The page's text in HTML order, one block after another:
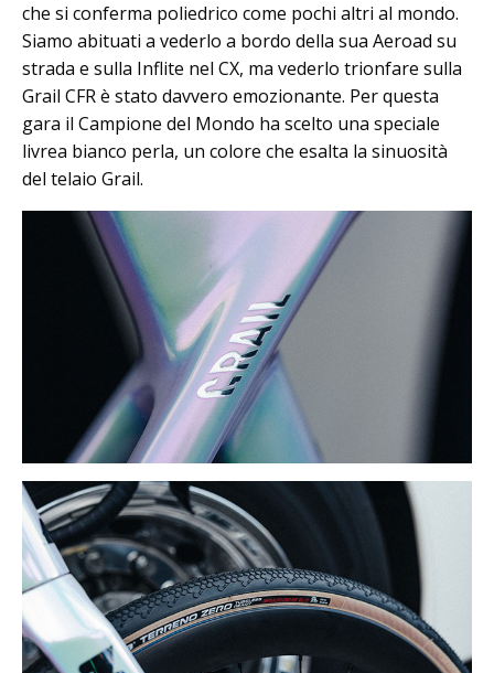
che si conferma poliedrico come pochi altri al mondo.
Siamo abituati a vederlo a bordo della sua Aeroad su
strada e sulla Inflite nel CX, ma vederlo trionfare sulla
Grail CFR è stato davvero emozionante. Per questa
gara il Campione del Mondo ha scelto una speciale
livrea bianco perla, un colore che esalta la sinuosità
del telaio Grail.